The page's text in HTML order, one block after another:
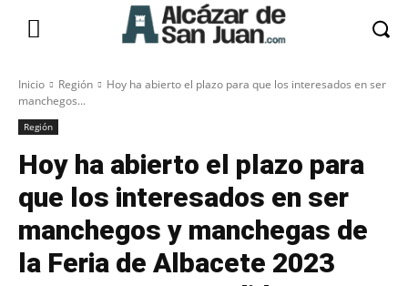
Inicio Región
Hoy ha abierto el plazo para que los interesados en ser
manchegos...
Región
Hoy ha abierto el plazo para
que los interesados en ser
manchegos y manchegas de
la Feria de Albacete 2023